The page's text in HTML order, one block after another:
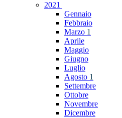
2021
Gennaio
Febbraio
Marzo 1
Aprile
Maggio
Giugno
Luglio
Agosto 1
Settembre
Ottobre
Novembre
Dicembre